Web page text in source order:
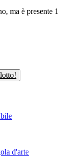
ma è presente 1
d'arte